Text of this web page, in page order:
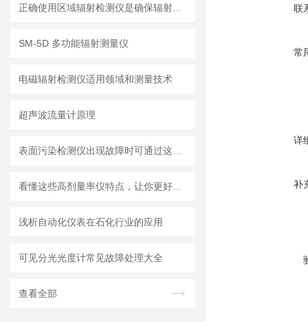
SM-5D 多功能辐射测量仪
电磁辐射检测仪适用领域和测量技术
超声波流量计原理
浅析自动化仪表在石化行业的应用
可见分光光度计常见故障处理大全
查看全部
联
常
详
补